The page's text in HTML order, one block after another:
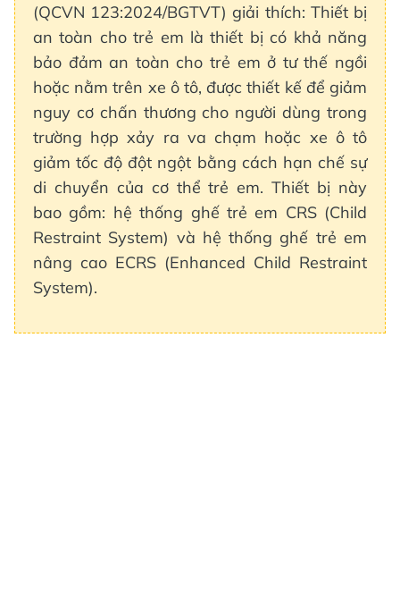
(QCVN 123:2024/BGTVT) giải thích: Thiết bị
an toàn cho trẻ em là thiết bị có khả năng
bảo đảm an toàn cho trẻ em ở tư thế ngồi
hoặc nằm trên xe ô tô, được thiết kế để giảm
nguy cơ chấn thương cho người dùng trong
trường hợp xảy ra va chạm hoặc xe ô tô
giảm tốc độ đột ngột bằng cách hạn chế sự
di chuyển của cơ thể trẻ em. Thiết bị này
bao gồm: hệ thống ghế trẻ em CRS (Child
Restraint System) và hệ thống ghế trẻ em
nâng cao ECRS (Enhanced Child Restraint
System).